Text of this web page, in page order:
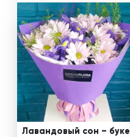
Лавандовый сон – буке